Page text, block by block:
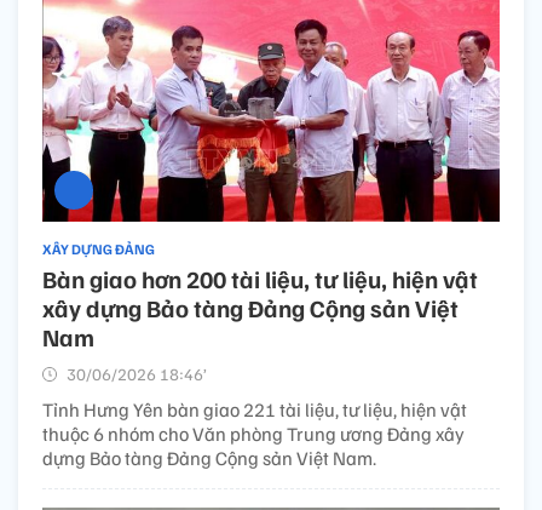
XÂY DỰNG ĐẢNG
Bàn giao hơn 200 tài liệu, tư liệu, hiện vật
xây dựng Bảo tàng Đảng Cộng sản Việt
Nam
30/06/2026 18:46’
Tỉnh Hưng Yên bàn giao 221 tài liệu, tư liệu, hiện vật
thuộc 6 nhóm cho Văn phòng Trung ương Đảng xây
dựng Bảo tàng Đảng Cộng sản Việt Nam.